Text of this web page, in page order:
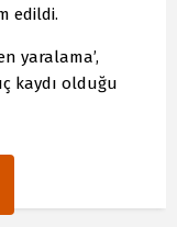
edildi.
yaralama’,
kaydı olduğu